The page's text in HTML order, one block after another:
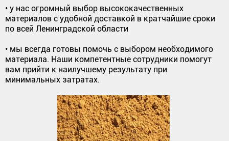
• у нас огромный выбор высококачественных
материалов с удобной доставкой в кратчайшие сроки
по всей Ленинградской области
• мы всегда готовы помочь с выбором необходимого
материала. Наши компетентные сотрудники помогут
вам прийти к наилучшему результату при
минимальных затратах.